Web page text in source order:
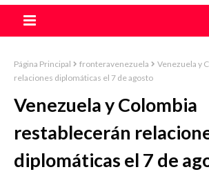
Página Principal fronteravenezuela
Venezuela y
relaciones diplomáticas el 7 de agosto
Venezuela y Colombia
restablecerán
diplomáticas el 7 de